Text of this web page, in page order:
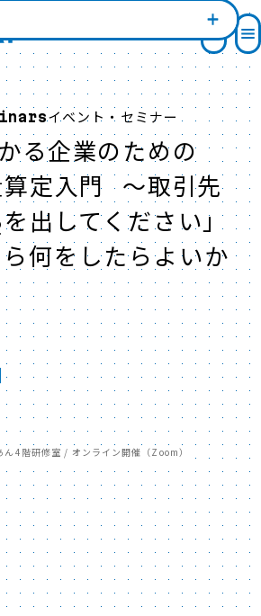
イベント・セミナー
る企業のための
算定入門 ～取引先
を出してください」
何をしたらよいか
4階研修室 / オンライン開催（Zoom）